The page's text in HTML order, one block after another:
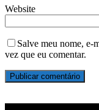
Website
Salve meu nome, e-
vez que eu comentar.